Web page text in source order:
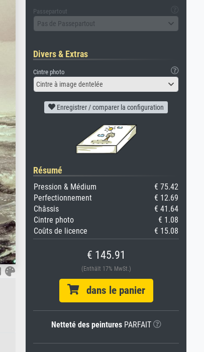
Passepartout
Pas de Passepartout
Divers & Extras
Cintre photo
Cintre à image dentelée
Enregistrer / comparer la configuration
Résumé
Pression & Médium
€ 75.42
Perfectionnement
€ 12.69
Châssis
€ 41.64
Cintre photo
€ 1.08
Coûts de licence
€ 15.08
€ 145.91
(Enthält 17% MwSt.)
dans le panier
Netteté des peinturesPARFAIT